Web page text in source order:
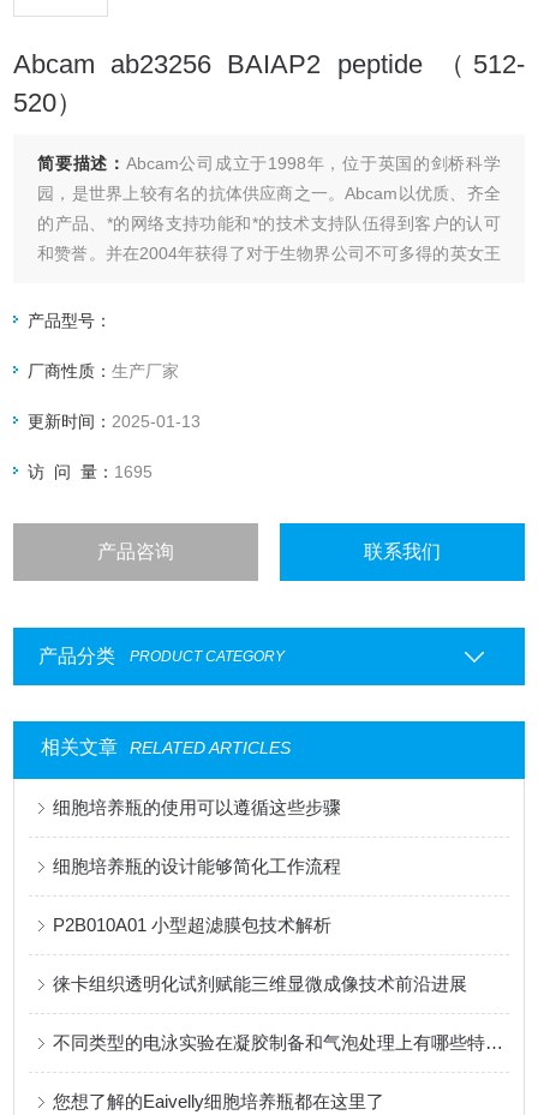
Abcam ab23256 BAIAP2 peptide （512-
520）
简要描述： Abcam公司成立于1998年，位于英国的剑桥科学
园，是世界上较有名的抗体供应商之一。Abcam以优质、齐全
的产品、*的网络支持功能和*的技术支持队伍得到客户的认可
和赞誉。并在2004年获得了对于生物界公司不可多得的英女王
Abcam ab23256 BAIAP2 peptide （512-520）
产品型号：
厂商性质：生产厂家
更新时间： 2025-01-13
访 问 量： 1695
产品咨询 联系我们
产品分类 PRODUCT CATEGORY
相关文章 RELATED ARTICLES
细胞培养瓶的使用可以遵循这些步骤
细胞培养瓶的设计能够简化工作流程
P2B010A01 小型超滤膜包技术解析
徕卡组织透明化试剂赋能三维显微成像技术前沿进展
不同类型的电泳实验在凝胶制备和气泡处理上有哪些特殊要求？
您想了解的Eaivelly细胞培养瓶都在这里了